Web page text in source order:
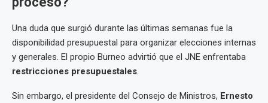
Una duda que surgió durante las últimas semanas fue la
disponibilidad presupuestal para organizar elecciones internas
y generales. El propio Burneo advirtió que el JNE enfrentaba
restricciones presupuestales.
Sin embargo, el presidente del Consejo de Ministros, Ernesto